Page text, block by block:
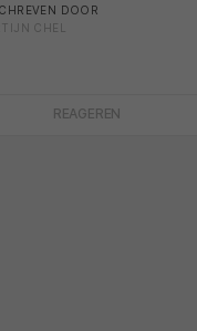
DOOR
CHEL
REAGEREN